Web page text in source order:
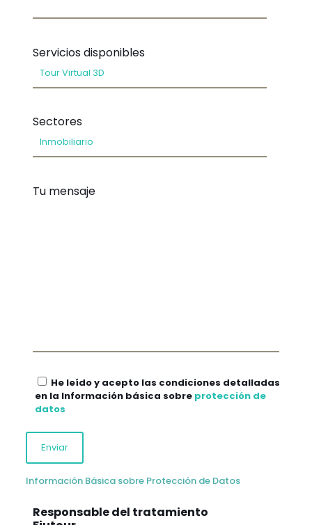
Servicios disponibles
Sectores
Tu mensaje
He leído y acepto las condiciones detalladas
en la Información básica sobre protección de
datos
Información Básica sobre Protección de Datos
Responsable del tratamiento